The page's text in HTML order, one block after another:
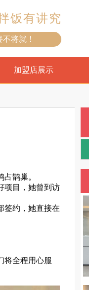
饭有讲究
将就！
加盟店展示
鹊巢。
项目，她曾到访
签约，她直接在
将全程用心服